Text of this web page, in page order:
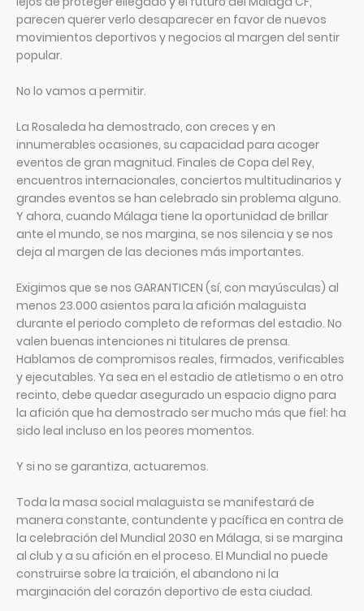
parecen querer verlo desaparecer en favor de nuevos
movimientos deportivos y negocios al margen del sentir
popular.
No lo vamos a permitir.
La Rosaleda ha demostrado, con creces y en
innumerables ocasiones, su capacidad para acoger
eventos de gran magnitud. Finales de Copa del Rey,
encuentros internacionales, conciertos multitudinarios y
grandes eventos se han celebrado sin problema alguno.
Y ahora, cuando Málaga tiene la oportunidad de brillar
ante el mundo, se nos margina, se nos silencia y se nos
deja al margen de las deciones más importantes.
Exigimos que se nos GARANTICEN (sí, con mayúsculas) al
menos 23.000 asientos para la afición malaguista
durante el periodo completo de reformas del estadio. No
valen buenas intenciones ni titulares de prensa.
Hablamos de compromisos reales, firmados, verificables
y ejecutables. Ya sea en el estadio de atletismo o en otro
recinto, debe quedar asegurado un espacio digno para
la afición que ha demostrado ser mucho más que fiel: ha
sido leal incluso en los peores momentos.
Y si no se garantiza, actuaremos.
Toda la masa social malaguista se manifestará de
manera constante, contundente y pacífica en contra de
la celebración del Mundial 2030 en Málaga, si se margina
al club y a su afición en el proceso. El Mundial no puede
construirse sobre la traición, el abandono ni la
marginación del corazón deportivo de esta ciudad.